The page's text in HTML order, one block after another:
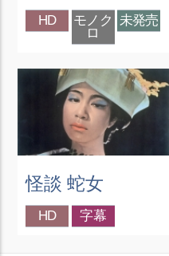
HD
モノク
ロ
未発売
怪談 蛇女
HD 字幕